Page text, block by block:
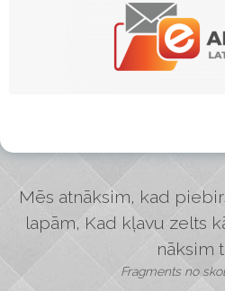
Mēs atnāksim, kad
lapām, Kad kļavu zelts
nāksim
Fragments no